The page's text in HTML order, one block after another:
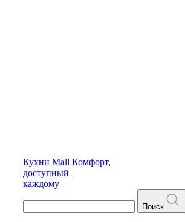
Кухни Mall Комфорт,
доступный
каждому
Поиск